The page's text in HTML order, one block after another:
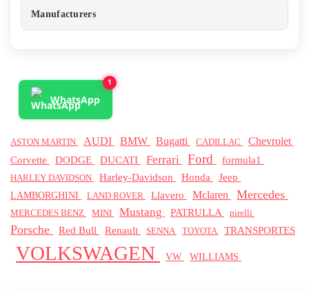
Manufacturers
WhatsApp
1
ASTON MARTIN AUDI BMW Bugatti CADILLAC Chevrolet
Corvette DODGE DUCATI Ferrari Ford formula1
HARLEY DAVIDSON Harley-Davidson Honda Jeep
LAMBORGHINI LAND ROVER Llavero Mclaren Mercedes
MERCEDES BENZ MINI Mustang PATRULLA pirelli
Porsche Red Bull Renault SENNA TOYOTA TRANSPORTES
VOLKSWAGEN VW WILLIAMS